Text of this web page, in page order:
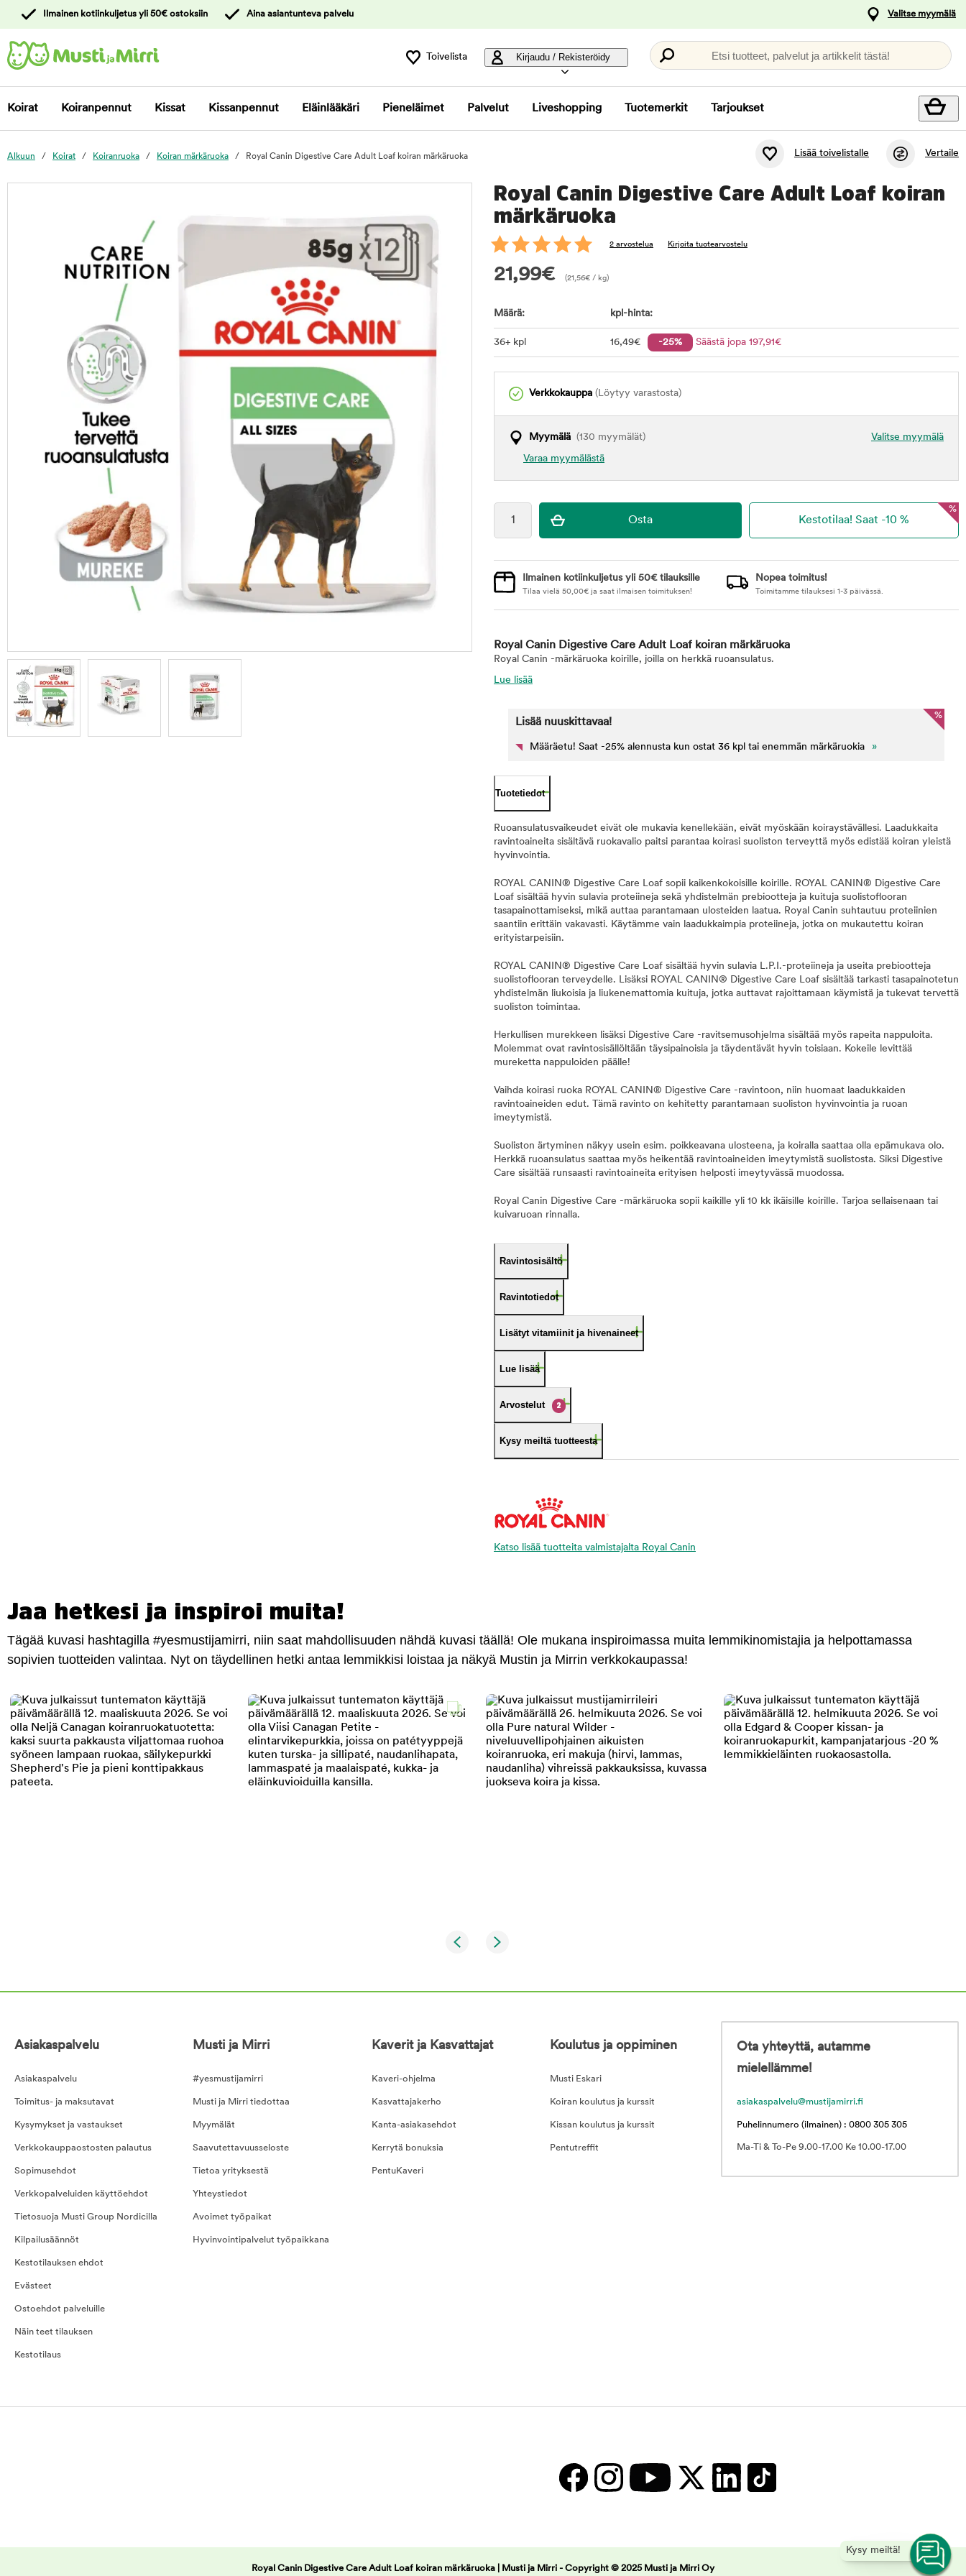
asiakaspalveluun
Ilmainen kotiinkuljetus yli 50€ ostoksiin Aina asiantunteva palvelu Valitse myymälä
Toivelista Kirjaudu / Rekisteröidy Etsi tuotteet, palvelut ja artikkelit tästä!
Koirat Koiranpennut Kissat Kissanpennut Eläinlääkäri Pieneläimet Palvelut Liveshopping Tuotemerkit Tarjoukset
Alkuun Koirat Koiranruoka Koiran märkäruoka Royal Canin Digestive Care Adult Loaf koiran märkäruoka Lisää toivelistalle Vertaile
Royal Canin Digestive Care Adult Loaf koiran
märkäruoka
2 arvostelua Kirjoita tuotearvostelu
21,99€ (21,56€ / kg)
Määrä: kpl-hinta:
36+ kpl 16,49€ -25% Säästä jopa 197,91€
Verkkokauppa (Löytyy varastosta)
Valitse myymälä
Myymälä (130 myymälät)
Varaa myymälästä
%
Ilmainen kotiinkuljetus yli 50€ tilauksille
Tilaa vielä 50,00€ ja saat ilmaisen toimituksen!
Nopea toimitus!
Toimitamme tilauksesi 1-3 päivässä.
Royal Canin Digestive Care Adult Loaf koiran märkäruoka
Royal Canin -märkäruoka koirille, joilla on herkkä ruoansulatus.
Lue lisää
%
Lisää nuuskittavaa!
Määräetu! Saat -25% alennusta kun ostat 36 kpl tai enemmän märkäruokia »
Tuotetiedot
Ruoansulatusvaikeudet eivät ole mukavia kenellekään, eivät myöskään koiraystävällesi. Laadukkaita
ravintoaineita sisältävä ruokavalio paitsi parantaa koirasi suoliston terveyttä myös edistää koiran yleistä
hyvinvointia.
ROYAL CANIN® Digestive Care Loaf sopii kaikenkokoisille koirille. ROYAL CANIN® Digestive Care
Loaf sisältää hyvin sulavia proteiineja sekä yhdistelmän prebiootteja ja kuituja suolistoflooran
tasapainottamiseksi, mikä auttaa parantamaan ulosteiden laatua. Royal Canin suhtautuu proteiinien
saantiin erittäin vakavasti. Käytämme vain laadukkaimpia proteiineja, jotka on mukautettu koiran
erityistarpeisiin.
ROYAL CANIN® Digestive Care Loaf sisältää hyvin sulavia L.P.I.-proteiineja ja useita prebiootteja
suolistoflooran terveydelle. Lisäksi ROYAL CANIN® Digestive Care Loaf sisältää tarkasti tasapainotetun
yhdistelmän liukoisia ja liukenemattomia kuituja, jotka auttavat rajoittamaan käymistä ja tukevat tervettä
suoliston toimintaa.
Herkullisen murekkeen lisäksi Digestive Care -ravitsemusohjelma sisältää myös rapeita nappuloita.
Molemmat ovat ravintosisällöltään täysipainoisia ja täydentävät hyvin toisiaan. Kokeile levittää
mureketta nappuloiden päälle!
Vaihda koirasi ruoka ROYAL CANIN® Digestive Care -ravintoon, niin huomaat laadukkaiden
ravintoaineiden edut. Tämä ravinto on kehitetty parantamaan suoliston hyvinvointia ja ruoan
imeytymistä.
Suoliston ärtyminen näkyy usein esim. poikkeavana ulosteena, ja koiralla saattaa olla epämukava olo.
Herkkä ruoansulatus saattaa myös heikentää ravintoaineiden imeytymistä suolistosta. Siksi Digestive
Care sisältää runsaasti ravintoaineita erityisen helposti imeytyvässä muodossa.
Royal Canin Digestive Care -märkäruoka sopii kaikille yli 10 kk ikäisille koirille. Tarjoa sellaisenaan tai
kuivaruoan rinnalla.
Ravintosisältö
Ravintotiedot
Lisätyt vitamiinit ja hivenaineet
Lue lisää
Arvostelut 2
Kysy meiltä tuotteesta
Katso lisää tuotteita valmistajalta Royal Canin
Jaa hetkesi ja inspiroi muita!
Tägää kuvasi hashtagilla #yesmustijamirri, niin saat mahdollisuuden nähdä kuvasi täällä! Ole mukana inspiroimassa muita lemmikinomistajia ja helpottamassa
sopivien tuotteiden valintaa. Nyt on täydellinen hetki antaa lemmikkisi loistaa ja näkyä Mustin ja Mirrin verkkokaupassa!
Kysy meiltä!
Asiakaspalvelu
Asiakaspalvelu
Toimitus- ja maksutavat
Kysymykset ja vastaukset
Verkkokauppaostosten palautus
Sopimusehdot
Verkkopalveluiden käyttöehdot
Tietosuoja Musti Group Nordicilla
Kilpailusäännöt
Kestotilauksen ehdot
Evästeet
Ostoehdot palveluille
Näin teet tilauksen
Kestotilaus
Musti ja Mirri
#yesmustijamirri
Musti ja Mirri tiedottaa
Myymälät
Saavutettavuusseloste
Tietoa yrityksestä
Yhteystiedot
Avoimet työpaikat
Hyvinvointipalvelut työpaikkana
Kaverit ja Kasvattajat
Kaveri-ohjelma
Kasvattajakerho
Kanta-asiakasehdot
Kerrytä bonuksia
PentuKaveri
Koulutus ja oppiminen
Musti Eskari
Koiran koulutus ja kurssit
Kissan koulutus ja kurssit
Pentutreffit
Ota yhteyttä, autamme
mielellämme!
asiakaspalvelu@mustijamirri.fi
Puhelinnumero (ilmainen) : 0800 305 305
Ma-Ti & To-Pe 9.00-17.00 Ke 10.00-17.00
Royal Canin Digestive Care Adult Loaf koiran märkäruoka | Musti ja Mirri - Copyright © 2025 Musti ja Mirri Oy